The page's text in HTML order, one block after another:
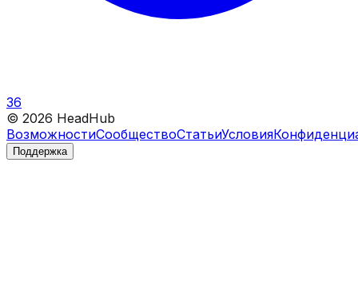
36
© 2026 HeadHub
ВозможностиСообществоСтатьиУсловия
Поддержка